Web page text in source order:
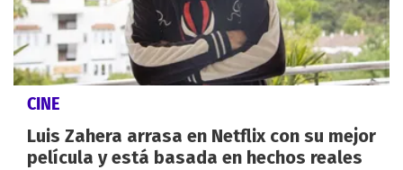
CINE
Luis Zahera arrasa en Netflix con su mejor
película y está basada en hechos reales